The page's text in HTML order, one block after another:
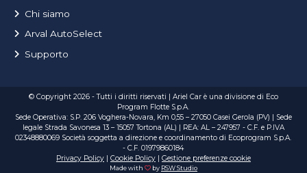
Chi siamo
Arval AutoSelect
Supporto
© Copyright 2026 - Tutti i diritti riservati | Ariel Car è una divisione di Eco
Program Flotte S.p.A.
Sede Operativa: S.P. 206 Voghera-Novara, Km 0,55 – 27050 Casei Gerola (PV) | Sede
legale Strada Savonesa 13 – 15057 Tortona (AL) | REA: AL – 247957 - C.F. e P.IVA
02348880069 Società soggetta a direzione e coordinamento di Ecoprogram S.p.A.
- C.F. 01979860184
Privacy Policy| Cookie Policy| Gestione preferenze cookie
Made with by RSW Studio